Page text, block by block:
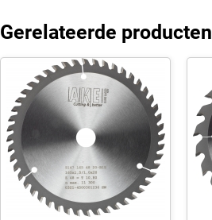
Gerelateerde producten